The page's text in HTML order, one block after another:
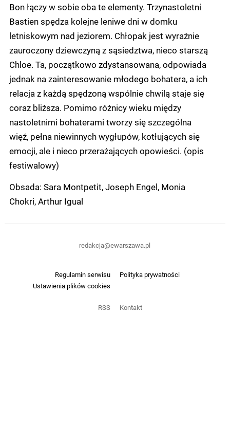
Bon łączy w sobie oba te elementy. Trzynastoletni
Bastien spędza kolejne leniwe dni w domku
letniskowym nad jeziorem. Chłopak jest wyraźnie
zauroczony dziewczyną z sąsiedztwa, nieco starszą
Chloe. Ta, początkowo zdystansowana, odpowiada
jednak na zainteresowanie młodego bohatera, a ich
relacja z każdą spędzoną wspólnie chwilą staje się
coraz bliższa. Pomimo różnicy wieku między
nastoletnimi bohaterami tworzy się szczególna
więź, pełna niewinnych wygłupów, kotłujących się
emocji, ale i nieco przerażających opowieści. (opis
festiwalowy)
Obsada: Sara Montpetit, Joseph Engel, Monia
Chokri, Arthur Igual
Regulamin serwisu
Polityka prywatności
Ustawienia plików cookies
RSS Kontakt
redakcja@ewarszawa.pl